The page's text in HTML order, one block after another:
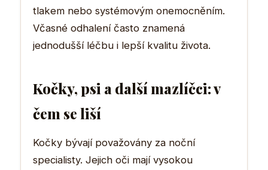
tlakem nebo systémovým onemocněním.
Včasné odhalení často znamená
jednodušší léčbu i lepší kvalitu života.
Kočky, psi a další mazlíčci: v
čem se liší
Kočky bývají považovány za noční
specialisty. Jejich oči mají vysokou